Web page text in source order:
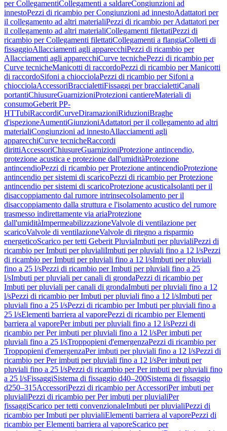
per CollegamentiCollegamenti a saldareCongiunzioni ad
innestoPezzi di ricambio per Congiunzioni ad innestoAdattatori per
il collegamento ad altri materialiPezzi di ricambio per Adattatori per
il collegamento ad altri materialiCollegamenti filettatiPezzi di
ricambio per Collegamenti filettatiCollegamenti a flangiaColletti di
fissaggioAllacciamenti agli apparecchiPezzi di ricambio per
Allacciamenti agli apparecchiCurve tecnichePezzi di ricambio per
Curve tecnicheManicotti di raccordoPezzi di ricambio per Manicotti
di raccordoSifoni a chiocciolaPezzi di ricambio per Sifoni a
chiocciolaAccessoriBraccialettiFissaggi per braccialettiCanali
portantiChiusureGuarnizioniProtezioni cantiereMateriali di
consumoGeberit PP-
HTTubiRaccordiCurveDiramazioniRiduzioniBraghe
d'ispezioneAumentiGiunzioniAdattatori per il collegamento ad altri
materialiCongiunzioni ad innestoAllacciamenti agli
apparecchiCurve tecnicheRaccordi
dirittiAccessoriChiusureGuarnizioniProtezione antincendio,
protezione acustica e protezione dall'umiditàProtezione
antincendioPezzi di ricambio per Protezione antincendioProtezione
antincendio per sistemi di scaricoPezzi di ricambio per Protezione
antincendio per sistemi di scaricoProtezione acusticaIsolanti per il
disaccoppiamento dal rumore intrinsecoIsolamento per il
disaccoppiamento dalla struttura e l'isolamento acustico del rumore
trasmesso indirettamente via ariaProtezione
dall'umiditàImpermeabilizzazioneValvole di ventilazione per
scaricoValvole di ventilazioneValvole di ritegno a risparmio
energeticoScarico per tetti Geberit PluviaImbuti per pluvialiPezzi di
ricambio per Imbuti per pluvialiImbuti per pluviali fino a 12 l/sPezzi
di ricambio per Imbuti per pluviali fino a 12 l/sImbuti per pluviali
fino a 25 l/sPezzi di ricambio per Imbuti per pluviali fino a 25
l/sImbuti per pluviali per canali di grondaPezzi di ricambio per
Imbuti per pluviali per canali di grondaImbuti per pluviali fino a 12
l/sPezzi di ricambio per Imbuti per pluviali fino a 12 l/sImbuti per
pluviali fino a 25 l/sPezzi di ricambio per Imbuti per pluviali fino a
25 l/sElementi barriera al vaporePezzi di ricambio per Elementi
barriera al vaporePer imbuti per pluviali fino a 12 l/sPezzi di
ricambio per Per imbuti per pluviali fino a 12 l/sPer imbuti per
pluviali fino a 25 l/sTroppopieni d'emergenzaPezzi di ricambio per
Troppopieni d'emergenzaPer imbuti per pluviali fino a 12 l/sPezzi di
ricambio per Per imbuti per pluviali fino a 12 l/sPer imbuti per
pluviali fino a 25 l/sPezzi di ricambio per Per imbuti per pluviali fino
a 25 l/sFissaggiSistema di fissaggio d40–200Sistema di fissaggio
d250–315AccessoriPezzi di ricambio per AccessoriPer imbuti per
pluvialiPezzi di ricambio per Per imbuti per pluvialiPer
fissaggiScarico per tetti convenzionaleImbuti per pluvialiPezzi di
ricambio per Imbuti per pluvialiElementi barriera al vaporePezzi di
ricambio per Elementi barriera al vaporeScarico per